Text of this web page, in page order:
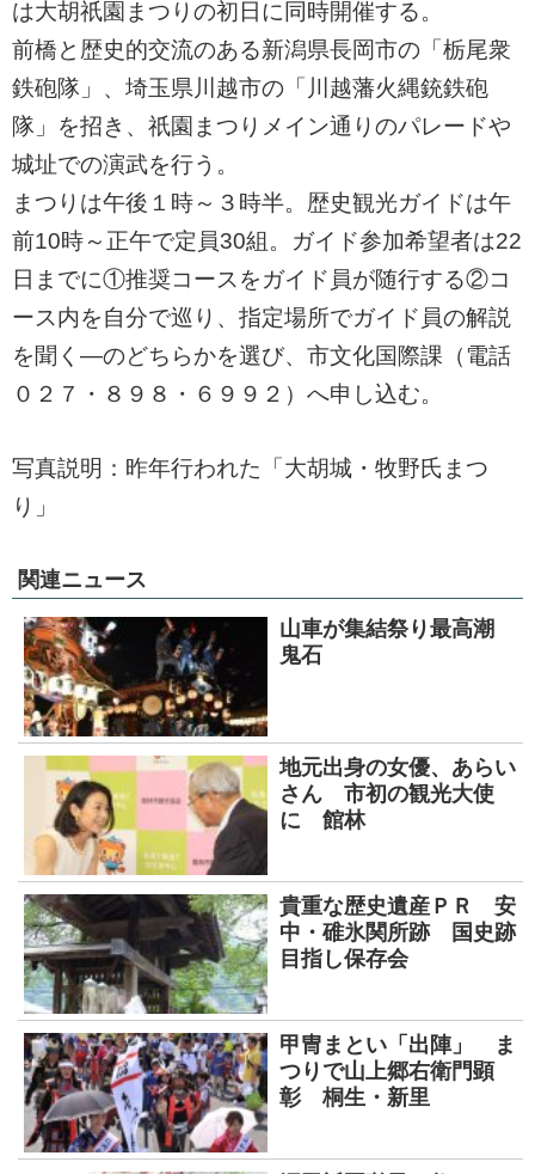
は大胡祇園まつりの初日に同時開催する。
前橋と歴史的交流のある新潟県長岡市の「栃尾衆
鉄砲隊」、埼玉県川越市の「川越藩火縄銃鉄砲
隊」を招き、祇園まつりメイン通りのパレードや
城址での演武を行う。
ㅤまつりは午後１時～３時半。歴史観光ガイドは午
前10時～正午で定員30組。ガイド参加希望者は22
日までに①推奨コースをガイド員が随行する②コ
ース内を自分で巡り、指定場所でガイド員の解説
を聞く―のどちらかを選び、市文化国際課（電話
０２７・８９８・６９９２）へ申し込む。
写真説明：昨年行われた「大胡城・牧野氏まつ
り」
関連ニュース
山車が集結祭り最高潮
鬼石
地元出身の女優、あらい
さん 市初の観光大使
に 館林
貴重な歴史遺産ＰＲ 安
中・碓氷関所跡 国史跡
目指し保存会
甲冑まとい「出陣」 ま
つりで山上郷右衛門顕
彰 桐生・新里